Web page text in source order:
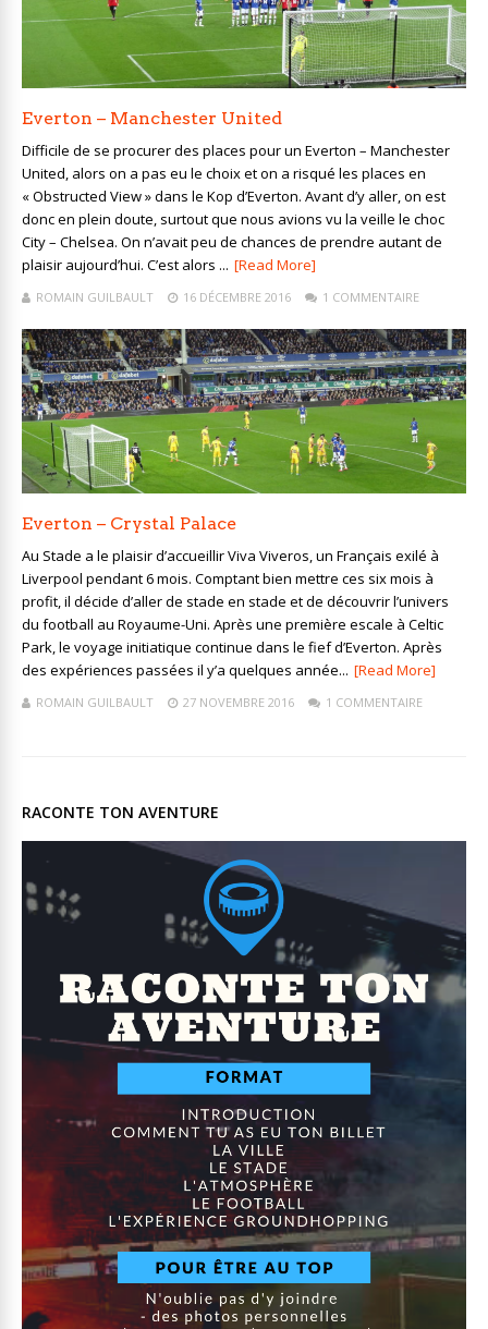
Everton – Manchester United
Difficile de se procurer des places pour un Everton – Manchester
United, alors on a pas eu le choix et on a risqué les places en
« Obstructed View » dans le Kop d’Everton. Avant d’y aller, on est
donc en plein doute, surtout que nous avions vu la veille le choc
City – Chelsea. On n’avait peu de chances de prendre autant de
plaisir aujourd’hui. C’est alors ... [Read More]
ROMAIN GUILBAULT 16 DÉCEMBRE 2016 1 COMMENTAIRE
Everton – Crystal Palace
Au Stade a le plaisir d’accueillir Viva Viveros, un Français exilé à
Liverpool pendant 6 mois. Comptant bien mettre ces six mois à
profit, il décide d’aller de stade en stade et de découvrir l’univers
du football au Royaume-Uni. Après une première escale à Celtic
Park, le voyage initiatique continue dans le fief d’Everton. Après
des expériences passées il y’a quelques année... [Read More]
ROMAIN GUILBAULT 27 NOVEMBRE 2016 1 COMMENTAIRE
RACONTE TON AVENTURE